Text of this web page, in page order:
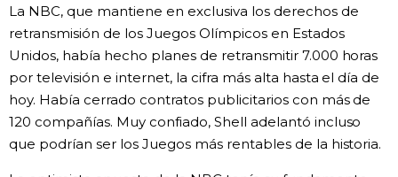
La NBC, que mantiene en exclusiva los derechos de
retransmisión de los Juegos Olímpicos en Estados
Unidos, había hecho planes de retransmitir 7.000 horas
por televisión e internet, la cifra más alta hasta el día de
hoy. Había cerrado contratos publicitarios con más de
120 compañías. Muy confiado, Shell adelantó incluso
que podrían ser los Juegos más rentables de la historia.